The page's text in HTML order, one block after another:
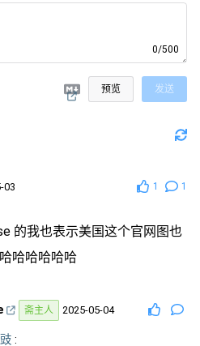
0/500
预览 发送
03 1 1
的我也表示美国这个官网图也
哈哈哈哈哈
斋主人 2025-05-04
: